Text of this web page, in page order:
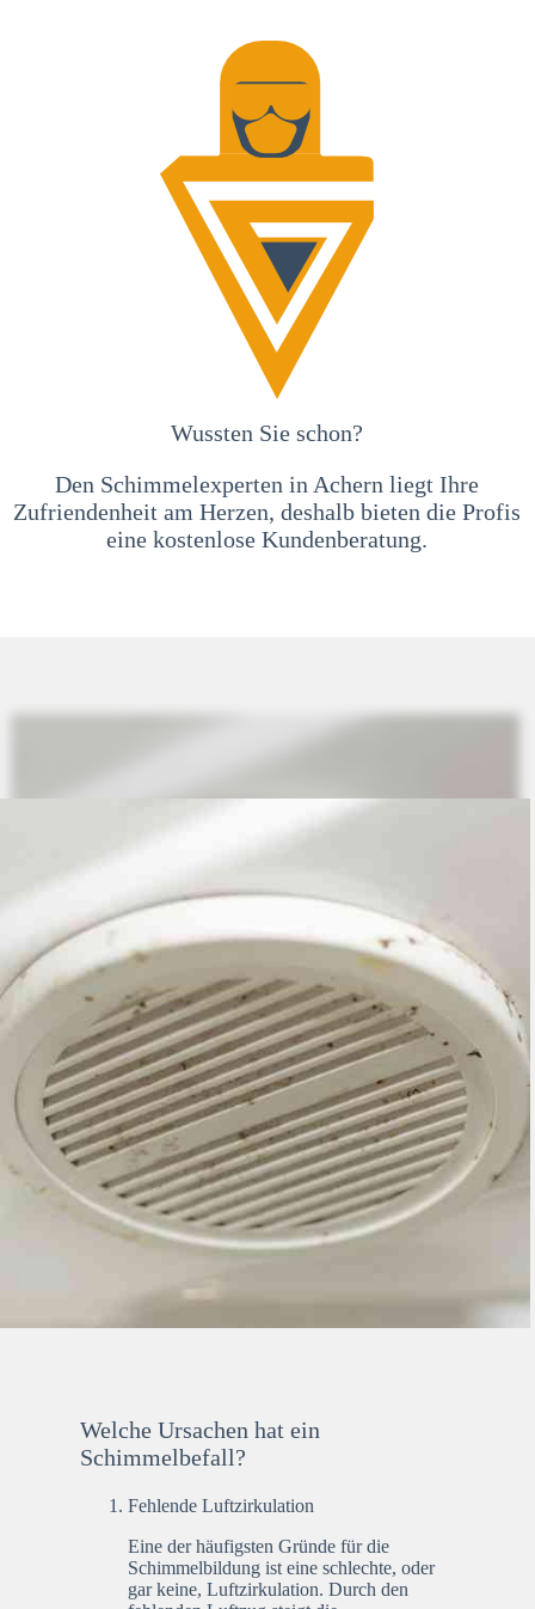
Wussten Sie schon?
Den Schimmelexperten in Achern liegt Ihre
Zufriendenheit am Herzen, deshalb bieten die Profis
eine kostenlose Kundenberatung.
Welche Ursachen hat ein
Schimmelbefall?
Fehlende Luftzirkulation
Eine der häufigsten Gründe für die
Schimmelbildung ist eine schlechte, oder
gar keine, Luftzirkulation. Durch den